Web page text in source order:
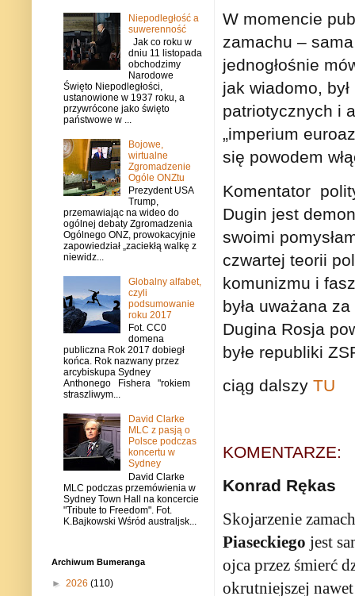
W momencie
zamachu –
jednogłośnie
jak wiadomo,
patriotycznych i
„imperium
się powodem
Komentator
Dugin jest
swoimi
czwartej teorii
komunizmu i
była uważana
Dugina Rosja
byłe republiki
ciąg dalszy TU
KOMENTARZE:
Konrad Rękas
Skojarzenie
Piaseckiego jest
ojca przez śmierć
okrutniejszej
Niepodległość a
suwerenność
Jak co roku w
dniu 11 listopada
obchodzimy
Narodowe
Święto Niepodległości,
ustanowione w 1937 roku, a
przywrócone jako święto
państwowe w ...
Bojowe,
wirtualne
Zgromadzenie
Ogóle ONZtu
Prezydent USA
Trump,
przemawiając na wideo do
ogólnej debaty Zgromadzenia
Ogólnego ONZ, prowokacyjnie
zapowiedział „zaciekłą walkę z
niewidz...
Globalny alfabet,
czyli
podsumowanie
roku 2017
Fot. CC0
domena
publiczna Rok 2017 dobiegł
końca. Rok nazwany przez
arcybiskupa Sydney
Anthonego Fishera "rokiem
straszliwym...
David Clarke
MLC z pasją o
Polsce podczas
koncertu w
Sydney
David Clarke
MLC podczas przemówienia w
Sydney Town Hall na koncercie
"Tribute to Freedom". Fot.
K.Bajkowski Wśród australjsk...
Archiwum Bumeranga
► 2026 (110)